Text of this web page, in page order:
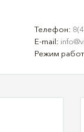
Телефон:
E-mail:
Режим